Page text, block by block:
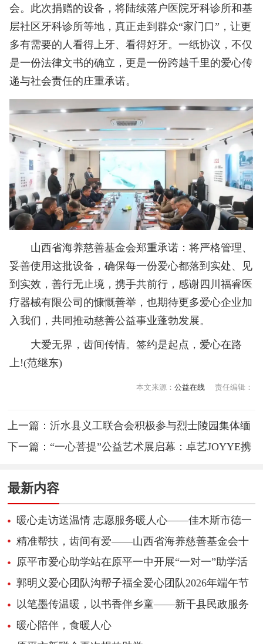
会。此次捐赠的设备，将陆续落户医院牙科诊所和基
层社区牙科诊所等地，真正走到群众“家门口”，让更
多有需要的人看得上牙、看得好牙。一纸协议，不仅
是一份法律文书的确立，更是一份跨越千里的爱心传
递与社会责任的庄重承诺。
山西省海养慈善基金会郑重承诺：将严格管理、
妥善使用这批设备，确保每一份爱心都落到实处、见
到实效，善行无止境，携手共前行，感谢四川福睿医
疗器械有限公司的慷慨善举，也期待更多爱心企业加
入我们，共同推动慈善公益事业蓬勃发展。
大爱无界，齿间传情。签约是起点，爱心在路
上!(范继东)
本文来源： 公益在线 责任编辑：
上一篇：沂水县义工联合会积极参与烈士陵园集体缅
怀活动
下一篇： “一心菩提”公益艺术展启幕：卓艺JOYYE携
儿“救心”希望
最新内容
暖心走访送温情 志愿服务暖人心——佳木斯市德一
志愿服务总队开展困难群众慰问活动
精准帮扶，齿间有爱——山西省海养慈善基金会十
二台牙科设备捐赠纪实
原平市爱心助学站在原平一中开展“一对一”助学活
动郭明义爱心团队沟帮子福全爱心团队2026年端午节
走访慰问困难群体
以笔墨传温暖，以书香伴乡童——新干县民政服务
站开展爱心助学捐赠活动
暖心陪伴，食暖人心